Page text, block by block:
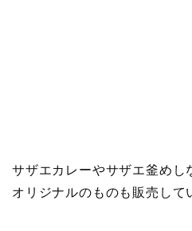
サザエカレーやサザエ釜めし
オリジナルのものも販売して